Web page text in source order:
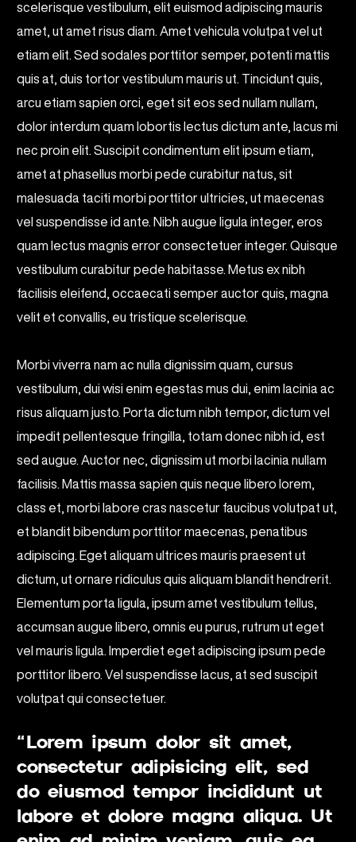
scelerisque vestibulum, elit euismod adipiscing mauris
amet, ut amet risus diam. Amet vehicula volutpat vel ut
etiam elit. Sed sodales porttitor semper, potenti mattis
quis at, duis tortor vestibulum mauris ut. Tincidunt quis,
arcu etiam sapien orci, eget sit eos sed nullam nullam,
dolor interdum quam lobortis lectus dictum ante, lacus mi
nec proin elit. Suscipit condimentum elit ipsum etiam,
amet at phasellus morbi pede curabitur natus, sit
malesuada taciti morbi porttitor ultricies, ut maecenas
vel suspendisse id ante. Nibh augue ligula integer, eros
quam lectus magnis error consectetuer integer. Quisque
vestibulum curabitur pede habitasse. Metus ex nibh
facilisis eleifend, occaecati semper auctor quis, magna
velit et convallis, eu tristique scelerisque.
Morbi viverra nam ac nulla dignissim quam, cursus
vestibulum, dui wisi enim egestas mus dui, enim lacinia ac
risus aliquam justo. Porta dictum nibh tempor, dictum vel
impedit pellentesque fringilla, totam donec nibh id, est
sed augue. Auctor nec, dignissim ut morbi lacinia nullam
facilisis. Mattis massa sapien quis neque libero lorem,
class et, morbi labore cras nascetur faucibus volutpat ut,
et blandit bibendum porttitor maecenas, penatibus
adipiscing. Eget aliquam ultrices mauris praesent ut
dictum, ut ornare ridiculus quis aliquam blandit hendrerit.
Elementum porta ligula, ipsum amet vestibulum tellus,
accumsan augue libero, omnis eu purus, rutrum ut eget
vel mauris ligula. Imperdiet eget adipiscing ipsum pede
porttitor libero. Vel suspendisse lacus, at sed suscipit
volutpat qui consectetuer.
“Lorem ipsum dolor sit amet,
consectetur adipisicing elit, sed
do eiusmod tempor incididunt ut
labore et dolore magna aliqua. Ut